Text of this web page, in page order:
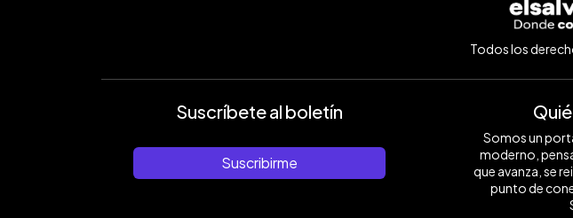
Todos los
Suscríbete al boletín
Suscribirme
Somos un
moderno,
que avanza, se
punto de